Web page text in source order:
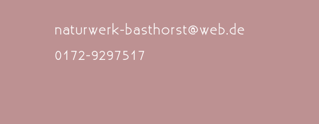
naturwerk-basthorst@web.de
0172-9297517